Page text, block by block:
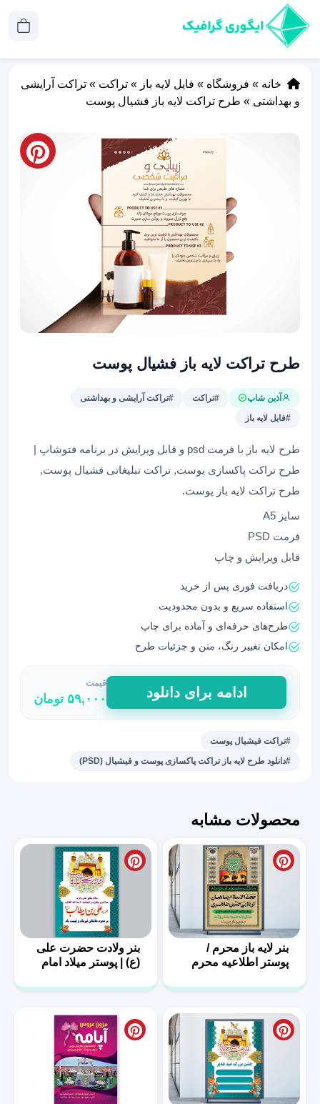
خانه » فروشگاه » فایل لایه باز » تراکت » تراکت آرایشی
و بهداشتی » طرح تراکت لایه باز فشیال پوست
طرح تراکت لایه باز فشیال پوست
آذین شاپ #تراکت
#تراکت آرایشی و بهداشتی
#فایل لایه باز
طرح لایه باز با فرمت psd و قابل ویرایش در برنامه فتوشاپ |
طرح تراکت پاکسازی پوست, تراکت تبلیغاتی فشیال پوست,
طرح تراکت لایه باز پوست.
سایز A5
فرمت PSD
قابل ویرایش و چاپ
دریافت فوری پس از خرید
استفاده سریع و بدون محدودیت
طرح‌های حرفه‌ای و آماده برای چاپ
امکان تغییر رنگ، متن و جزئیات طرح
طرح
تراکت
لایه
باز
پوست
ادامه برای دانلود
قیمت
۵۹,۰۰۰ تومان
#تراکت فیشیال پوست
#دانلود طرح لایه باز تراکت پاکسازی پوست و فیشیال (PSD)
محصولات مشابه
بنر لایه باز محرم /
پوستر اطلاعیه محرم
بنر ولادت حضرت علی
(ع) | پوستر میلاد امام